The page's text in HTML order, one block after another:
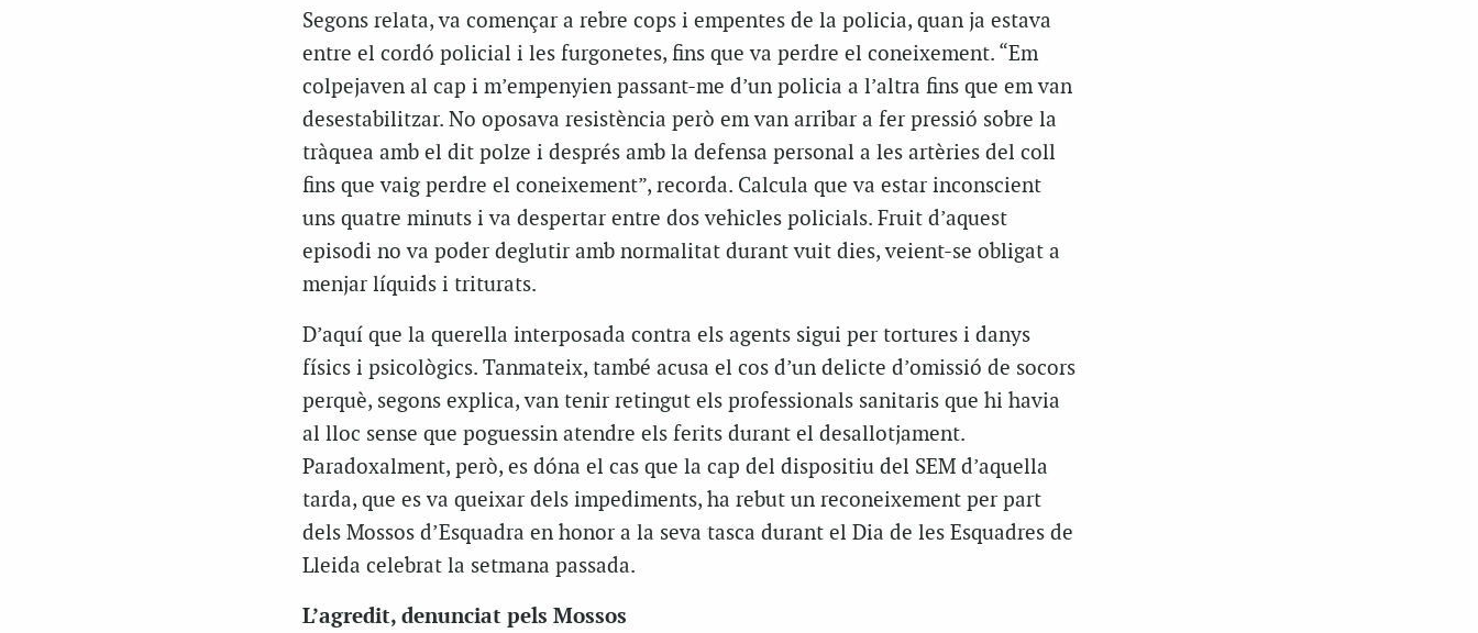
Segons relata, va començar a rebre cops i empentes de la policia, quan ja estava
entre el cordó policial i les furgonetes, fins que va perdre el coneixement. “Em
colpejaven al cap i m’empenyien passant-me d’un policia a l’altra fins que em van
desestabilitzar. No oposava resistència però em van arribar a fer pressió sobre la
tràquea amb el dit polze i després amb la defensa personal a les artèries del coll
fins que vaig perdre el coneixement”, recorda. Calcula que va estar inconscient
uns quatre minuts i va despertar entre dos vehicles policials. Fruit d’aquest
episodi no va poder deglutir amb normalitat durant vuit dies, veient-se obligat a
menjar líquids i triturats.
D’aquí que la querella interposada contra els agents sigui per tortures i danys
físics i psicològics. Tanmateix, també acusa el cos d’un delicte d’omissió de socors
perquè, segons explica, van tenir retingut els professionals sanitaris que hi havia
al lloc sense que poguessin atendre els ferits durant el desallotjament.
Paradoxalment, però, es dóna el cas que la cap del dispositiu del SEM d’aquella
tarda, que es va queixar dels impediments, ha rebut un reconeixement per part
dels Mossos d’Esquadra en honor a la seva tasca durant el Dia de les Esquadres de
Lleida celebrat la setmana passada.
L’agredit, denunciat pels Mossos